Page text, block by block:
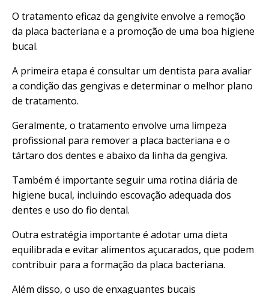
O tratamento eficaz da gengivite envolve a remoção
da placa bacteriana e a promoção de uma boa higiene
bucal.
A primeira etapa é consultar um dentista para avaliar
a condição das gengivas e determinar o melhor plano
de tratamento.
Geralmente, o tratamento envolve uma limpeza
profissional para remover a placa bacteriana e o
tártaro dos dentes e abaixo da linha da gengiva.
Também é importante seguir uma rotina diária de
higiene bucal, incluindo escovação adequada dos
dentes e uso do fio dental.
Outra estratégia importante é adotar uma dieta
equilibrada e evitar alimentos açucarados, que podem
contribuir para a formação da placa bacteriana.
Além disso, o uso de enxaguantes bucais